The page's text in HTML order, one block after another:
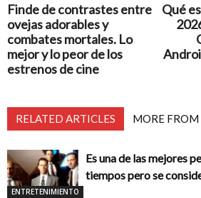
Finde de contrastes entre
ovejas adorables y
combates mortales. Lo
mejor y lo peor de los
estrenos de cine
Qué
RELATED ARTICLES MORE
ENTRETENIMIENTO
Es una de las mejores
tiempos pero se